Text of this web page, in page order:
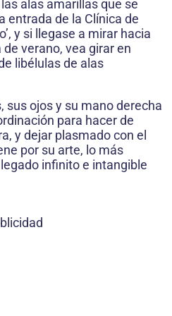
alas amarillas que se
entrada de la Clínica de
y si llegase a mirar hacia
verano, vea girar en
libélulas de alas
sus ojos y su mano derecha
para hacer de
y dejar plasmado con el
por su arte, lo más
infinito e intangible